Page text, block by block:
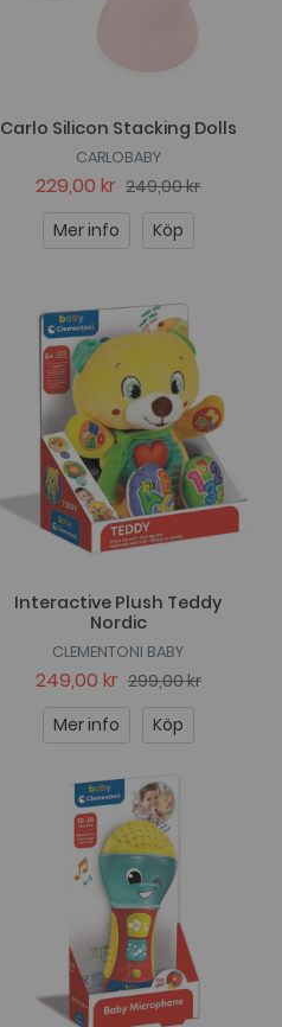
Carlo Silicon Stacking Dolls
CARLOBABY
229,00 kr 249,00 kr
Mer info
Köp
Interactive Plush Teddy
Nordic
CLEMENTONI BABY
249,00 kr 299,00 kr
Mer info
Köp